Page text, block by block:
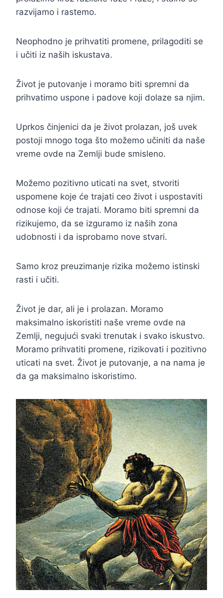
razvijamo i rastemo.
Neophodno je prihvatiti promene, prilagoditi se
i učiti iz naših iskustava.
Život je putovanje i moramo biti spremni da
prihvatimo uspone i padove koji dolaze sa njim.
Uprkos činjenici da je život prolazan, još uvek
postoji mnogo toga što možemo učiniti da naše
vreme ovde na Zemlji bude smisleno.
Možemo pozitivno uticati na svet, stvoriti
uspomene koje će trajati ceo život i uspostaviti
odnose koji će trajati. Moramo biti spremni da
rizikujemo, da se izguramo iz naših zona
udobnosti i da isprobamo nove stvari.
Samo kroz preuzimanje rizika možemo istinski
rasti i učiti.
Život je dar, ali je i prolazan. Moramo
maksimalno iskoristiti naše vreme ovde na
Zemlji, negujući svaki trenutak i svako iskustvo.
Moramo prihvatiti promene, rizikovati i pozitivno
uticati na svet. Život je putovanje, a na nama je
da ga maksimalno iskoristimo.